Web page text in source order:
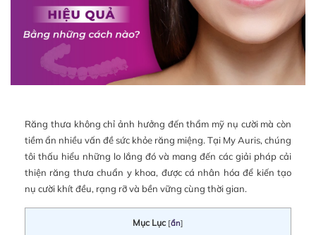
Răng thưa không chỉ ảnh hưởng đến thẩm mỹ nụ cười mà còn
tiềm ẩn nhiều vấn đề sức khỏe răng miệng. Tại My Auris, chúng
tôi thấu hiểu những lo lắng đó và mang đến các giải pháp cải
thiện răng thưa chuẩn y khoa, được cá nhân hóa để kiến tạo
nụ cười khít đều, rạng rỡ và bền vững cùng thời gian.
Mục Lục [ẩn]